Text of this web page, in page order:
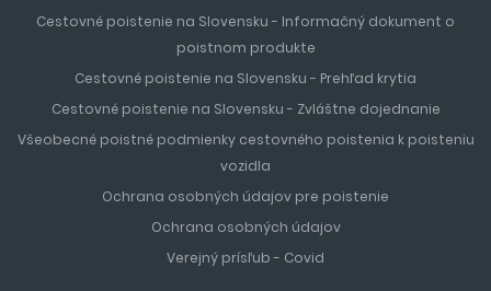
Cestovné poistenie na Slovensku - Informačný dokument o
poistnom produkte
Cestovné poistenie na Slovensku - Prehľad krytia
Cestovné poistenie na Slovensku - Zvláštne dojednanie
Všeobecné poistné podmienky cestovného poistenia k poisteniu
vozidla
Ochrana osobných údajov pre poistenie
Ochrana osobných údajov
Verejný prísľub - Covid